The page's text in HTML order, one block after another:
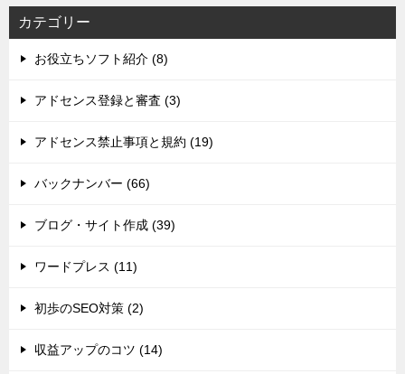
カテゴリー
お役立ちソフト紹介 (8)
アドセンス登録と審査 (3)
アドセンス禁止事項と規約 (19)
バックナンバー (66)
ブログ・サイト作成 (39)
ワードプレス (11)
初歩のSEO対策 (2)
収益アップのコツ (14)